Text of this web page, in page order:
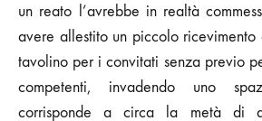
un reato l’avrebbe in realtà
avere allestito un piccolo
tavolino per i convitati senza previo
competenti, invadendo uno
corrisponde a circa la metà di